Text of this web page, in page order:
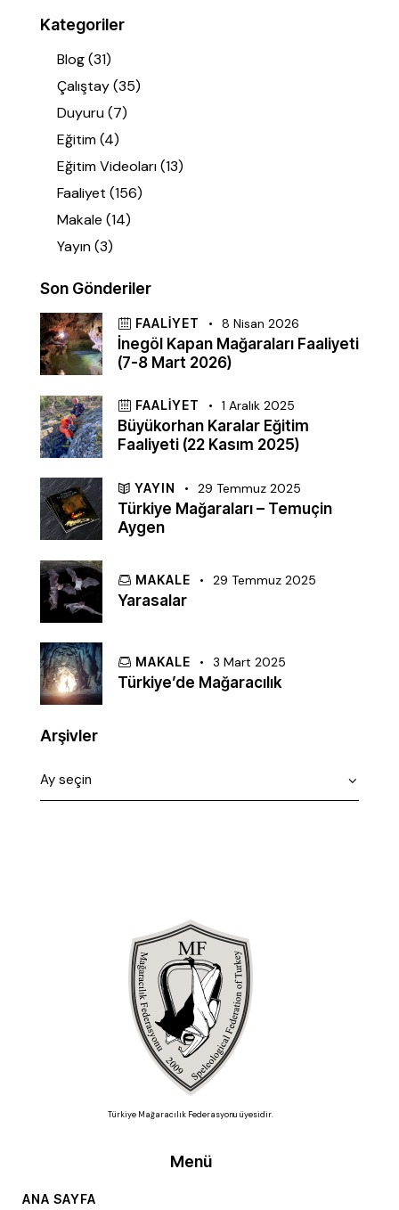
Kategoriler
Blog(31)
Çalıştay(35)
Duyuru(7)
Eğitim(4)
Eğitim Videoları(13)
Faaliyet (156)
Makale (14)
Yayın(3)
Son Gönderiler
FAALIYET 8 Nisan 2026
İnegöl Kapan Mağaraları Faaliyeti
(7-8 Mart 2026)
FAALIYET 1 Aralık 2025
Büyükorhan Karalar Eğitim
Faaliyeti (22 Kasım 2025)
YAYIN 29 Temmuz 2025
Türkiye Mağaraları – Temuçin
Aygen
MAKALE 29 Temmuz 2025
Yarasalar
MAKALE 3 Mart 2025
Türkiye’de Mağaracılık
Arşivler
Türkiye Mağaracılık Federasyonu üyesidir.
Menü
ANA SAYFA